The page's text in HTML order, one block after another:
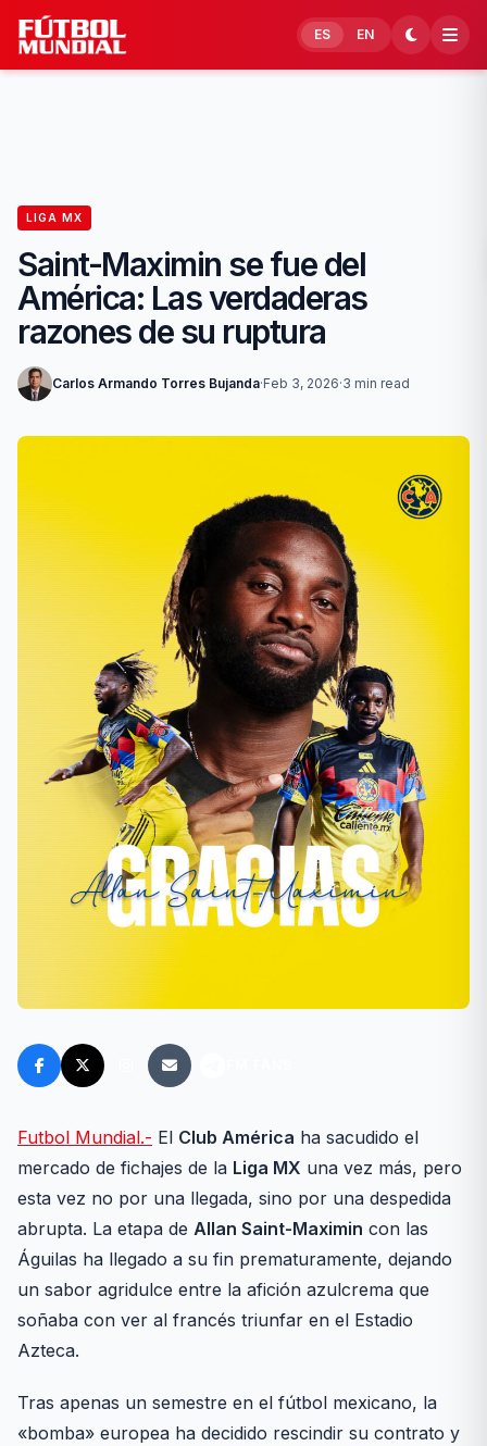
Skip to content
ES EN
LIGA MX
Saint-Maximin se fue del
América: Las verdaderas
razones de su ruptura
Carlos Armando Torres Bujanda·Feb 3, 2026·3 min read
Futbol Mundial.- El Club América ha sacudido el
mercado de fichajes de la Liga MX una vez más, pero
esta vez no por una llegada, sino por una despedida
abrupta. La etapa de Allan Saint-Maximin con las
Águilas ha llegado a su fin prematuramente, dejando
un sabor agridulce entre la afición azulcrema que
soñaba con ver al francés triunfar en el Estadio
Azteca.
Tras apenas un semestre en el fútbol mexicano, la
«bomba» europea ha decidido rescindir su contrato y